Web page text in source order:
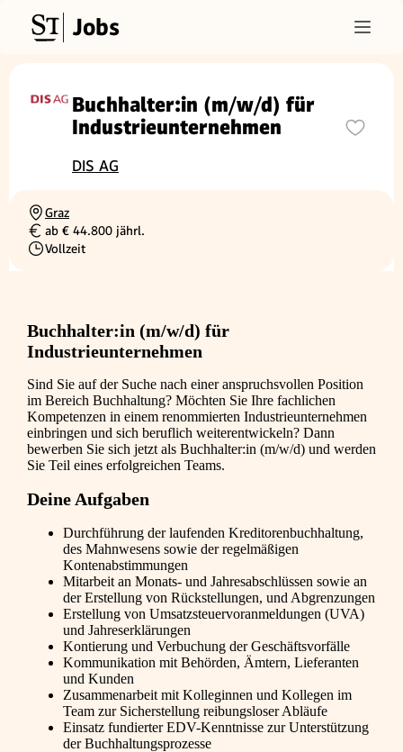
Jobs
Buchhalter:in (m/w/d) für
Industrieunternehmen
DIS AG
Ortschaft
Graz
Gehalt
ab € 44.800 jährl.
Beschäftigungsart
Vollzeit
Buchhalter:in (m/w/d) für
Industrieunternehmen
Sind Sie auf der Suche nach einer anspruchsvollen Position
im Bereich Buchhaltung? Möchten Sie Ihre fachlichen
Kompetenzen in einem renommierten Industrieunternehmen
einbringen und sich beruflich weiterentwickeln? Dann
bewerben Sie sich jetzt als Buchhalter:in (m/w/d) und werden
Sie Teil eines erfolgreichen Teams.
Deine Aufgaben
Durchführung der laufenden Kreditorenbuchhaltung,
des Mahnwesens sowie der regelmäßigen
Kontenabstimmungen
Mitarbeit an Monats- und Jahresabschlüssen sowie an
der Erstellung von Rückstellungen, und Abgrenzungen
Erstellung von Umsatzsteuervoranmeldungen (UVA)
und Jahreserklärungen
Kontierung und Verbuchung der Geschäftsvorfälle
Kommunikation mit Behörden, Ämtern, Lieferanten
und Kunden
Zusammenarbeit mit Kolleginnen und Kollegen im
Team zur Sicherstellung reibungsloser Abläufe
Einsatz fundierter EDV-Kenntnisse zur Unterstützung
der Buchhaltungsprozesse